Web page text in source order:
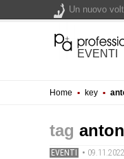
EVENTI
Home ▪ key ▪
EVENTI • 09.11.2022
Un nuovo
L'obbligo di
Premio